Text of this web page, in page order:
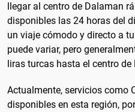
llegar al centro de Dalaman
disponibles las 24 horas del
un viaje cómodo y directo a
puede variar, pero
liras turcas hasta el centro de
Actualmente, servicios como
disponibles en esta región,